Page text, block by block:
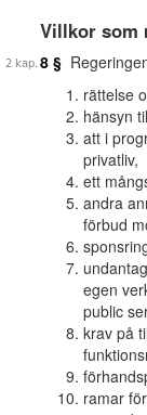
Villkor som
8 §
rättelse
hänsyn
att i
privatliv,
ett
andra
förbud
egen
public
krav på
ramar